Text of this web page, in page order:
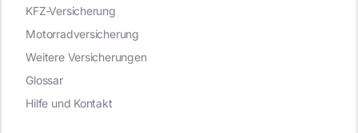
KFZ-Versicherung
Motorradversicherung
Weitere Versicherungen
Glossar
Hilfe und Kontakt